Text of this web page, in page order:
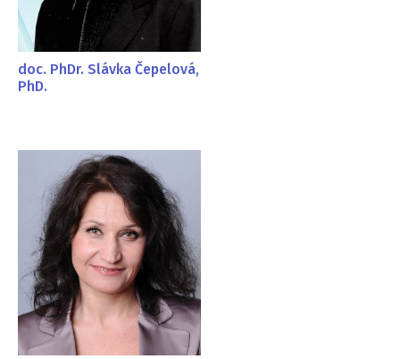
doc. PhDr. Slávka Čepelová,
PhD.